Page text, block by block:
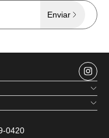
Enviar
0420